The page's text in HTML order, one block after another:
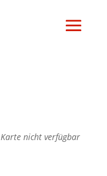
Karte nicht verfügbar